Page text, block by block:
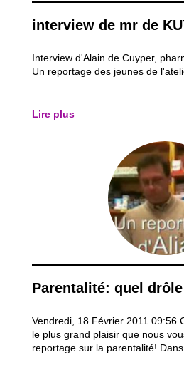
interview de mr de
Interview d'Alain de Cuyper,
Un reportage des jeunes de
Lire plus
Parentalité: quel
Vendredi, 18 Février 2011 09:56
le plus grand plaisir que nous
reportage sur la parentalité!